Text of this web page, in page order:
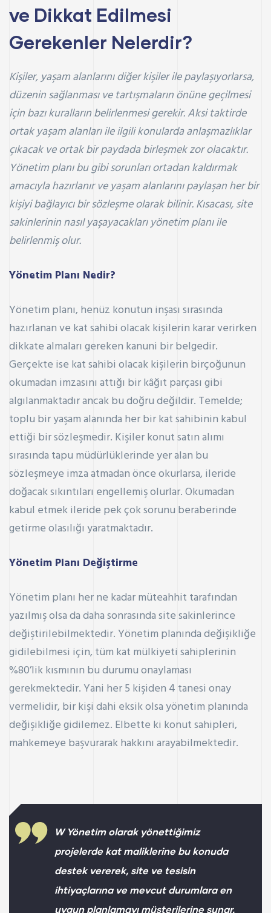
ve Dikkat Edilmesi
Gerekenler Nelerdir?
Kişiler, yaşam alanlarını diğer kişiler ile paylaşıyorlarsa,
düzenin sağlanması ve tartışmaların önüne geçilmesi
için bazı kuralların belirlenmesi gerekir. Aksi taktirde
ortak yaşam alanları ile ilgili konularda anlaşmazlıklar
çıkacak ve ortak bir paydada birleşmek zor olacaktır.
Yönetim planı bu gibi sorunları ortadan kaldırmak
amacıyla hazırlanır ve yaşam alanlarını paylaşan her bir
kişiyi bağlayıcı bir sözleşme olarak bilinir. Kısacası, site
sakinlerinin nasıl yaşayacakları yönetim planı ile
belirlenmiş olur.
Yönetim Planı Nedir?
Yönetim planı, henüz konutun inşası sırasında
hazırlanan ve kat sahibi olacak kişilerin karar verirken
dikkate almaları gereken kanuni bir belgedir.
Gerçekte ise kat sahibi olacak kişilerin birçoğunun
okumadan imzasını attığı bir kâğıt parçası gibi
algılanmaktadır ancak bu doğru değildir. Temelde;
toplu bir yaşam alanında her bir kat sahibinin kabul
ettiği bir sözleşmedir. Kişiler konut satın alımı
sırasında tapu müdürlüklerinde yer alan bu
sözleşmeye imza atmadan önce okurlarsa, ileride
doğacak sıkıntıları engellemiş olurlar. Okumadan
kabul etmek ileride pek çok sorunu beraberinde
getirme olasılığı yaratmaktadır.
Yönetim Planı Değiştirme
Yönetim planı her ne kadar müteahhit tarafından
yazılmış olsa da daha sonrasında site sakinlerince
değiştirilebilmektedir. Yönetim planında değişikliğe
gidilebilmesi için, tüm kat mülkiyeti sahiplerinin
%80’lik kısmının bu durumu onaylaması
gerekmektedir. Yani her 5 kişiden 4 tanesi onay
vermelidir, bir kişi dahi eksik olsa yönetim planında
değişikliğe gidilemez. Elbette ki konut sahipleri,
mahkemeye başvurarak hakkını arayabilmektedir.
W Yönetim olarak yönettiğimiz
projelerde kat maliklerine bu konuda
destek vererek, site ve tesisin
ihtiyaçlarına ve mevcut durumlara en
uygun planlamayı müşterilerine sunar.